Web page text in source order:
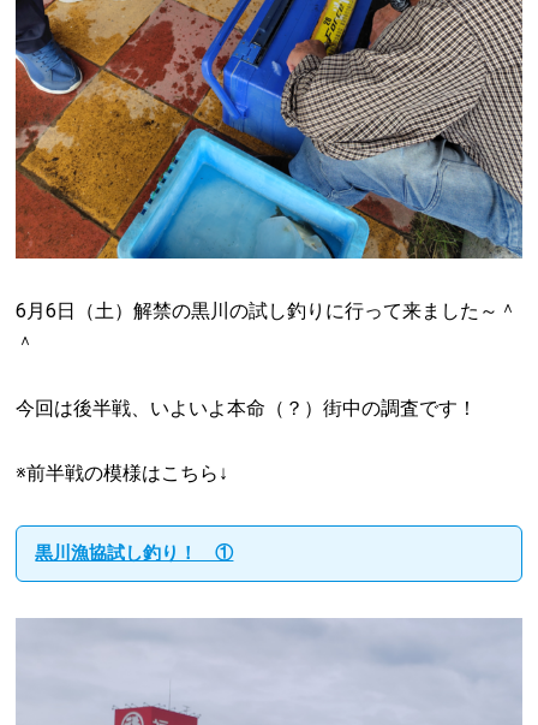
6月6日（土）解禁の黒川の試し釣りに行って来ました～＾
＾
今回は後半戦、いよいよ本命（？）街中の調査です！
※前半戦の模様はこちら↓
黒川漁協試し釣り！ ①